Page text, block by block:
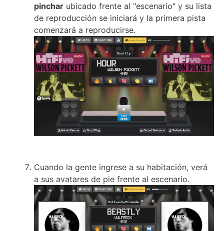
pinchar ubicado frente al "escenario" y su lista
de reproducción se iniciará y la primera pista
comenzará a reproducirse.
Cuando la gente ingrese a su habitación, verá
a sus avatares de pie frente al escenario.